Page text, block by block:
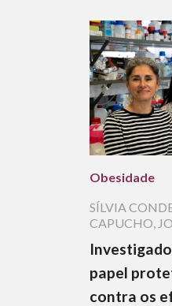
Obesidade
SÍLVIA
CAPUCHO
papel
contra os